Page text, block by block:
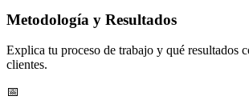
Metodología y Resultados
Explica tu proceso de trabajo y qué resultados
clientes.
📅